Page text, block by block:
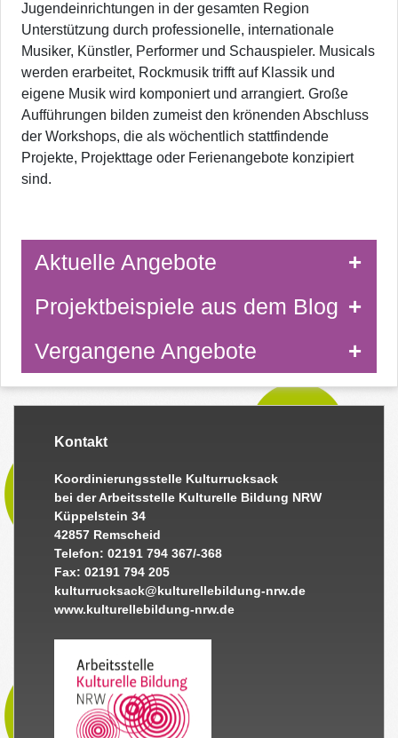
Jugendeinrichtungen in der gesamten Region
Unterstützung durch professionelle, internationale
Musiker, Künstler, Performer und Schauspieler. Musicals
werden erarbeitet, Rockmusik trifft auf Klassik und
eigene Musik wird komponiert und arrangiert. Große
Aufführungen bilden zumeist den krönenden Abschluss
der Workshops, die als wöchentlich stattfindende
Projekte, Projekttage oder Ferienangebote konzipiert
sind.
Aktuelle Angebote
Projektbeispiele aus dem Blog
Vergangene Angebote
Kontakt
Koordinierungsstelle Kulturrucksack
bei der Arbeitsstelle Kulturelle Bildung NRW
Küppelstein 34
42857 Remscheid
Telefon: 02191 794 367/-368
Fax: 02191 794 205
kulturrucksack@kulturellebildung-nrw.de
www.kulturellebildung-nrw.de